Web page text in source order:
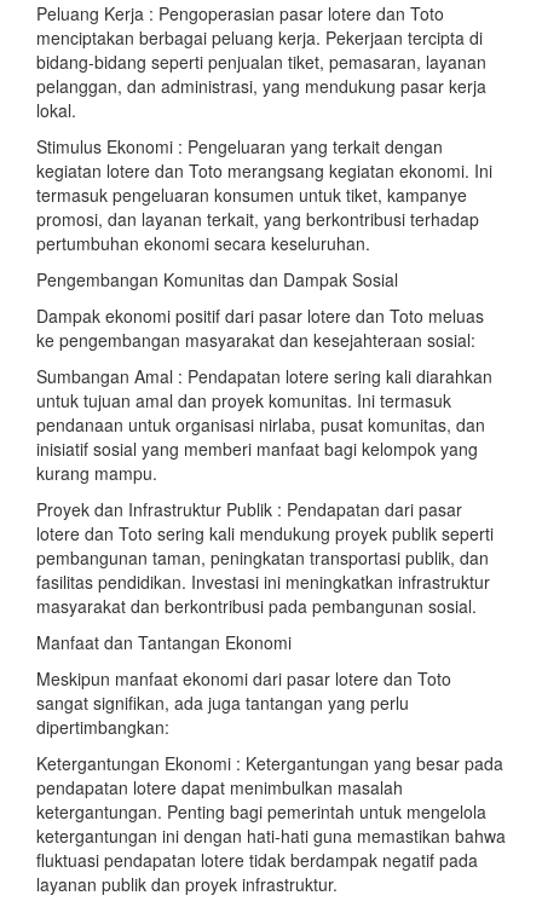
Peluang Kerja : Pengoperasian pasar lotere dan Toto
menciptakan berbagai peluang kerja. Pekerjaan tercipta di
bidang-bidang seperti penjualan tiket, pemasaran, layanan
pelanggan, dan administrasi, yang mendukung pasar kerja
lokal.
Stimulus Ekonomi : Pengeluaran yang terkait dengan
kegiatan lotere dan Toto merangsang kegiatan ekonomi. Ini
termasuk pengeluaran konsumen untuk tiket, kampanye
promosi, dan layanan terkait, yang berkontribusi terhadap
pertumbuhan ekonomi secara keseluruhan.
Pengembangan Komunitas dan Dampak Sosial
Dampak ekonomi positif dari pasar lotere dan Toto meluas
ke pengembangan masyarakat dan kesejahteraan sosial:
Sumbangan Amal : Pendapatan lotere sering kali diarahkan
untuk tujuan amal dan proyek komunitas. Ini termasuk
pendanaan untuk organisasi nirlaba, pusat komunitas, dan
inisiatif sosial yang memberi manfaat bagi kelompok yang
kurang mampu.
Proyek dan Infrastruktur Publik : Pendapatan dari pasar
lotere dan Toto sering kali mendukung proyek publik seperti
pembangunan taman, peningkatan transportasi publik, dan
fasilitas pendidikan. Investasi ini meningkatkan infrastruktur
masyarakat dan berkontribusi pada pembangunan sosial.
Manfaat dan Tantangan Ekonomi
Meskipun manfaat ekonomi dari pasar lotere dan Toto
sangat signifikan, ada juga tantangan yang perlu
dipertimbangkan:
Ketergantungan Ekonomi : Ketergantungan yang besar pada
pendapatan lotere dapat menimbulkan masalah
ketergantungan. Penting bagi pemerintah untuk mengelola
ketergantungan ini dengan hati-hati guna memastikan bahwa
fluktuasi pendapatan lotere tidak berdampak negatif pada
layanan publik dan proyek infrastruktur.